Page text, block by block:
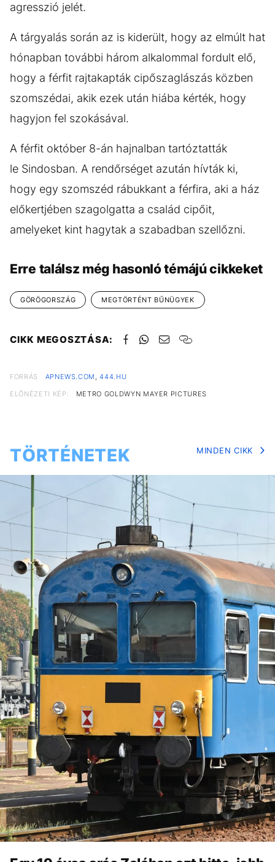
agresszió jelét.
A tárgyalás során az is kiderült, hogy az elmúlt hat
hónapban további három alkalommal fordult elő,
hogy a férfit rajtakapták cipőszaglászás közben
szomszédai, akik ezek után hiába kérték, hogy
hagyjon fel szokásával.
A férfit október 8-án hajnalban tartóztatták
le Sindosban. A rendőrséget azután hívták ki,
hogy egy szomszéd rábukkant a férfira, aki a ház
előkertjében szagolgatta a család cipőit,
amelyeket kint hagytak a szabadban szellőzni.
Erre találsz még hasonló témájú cikkeket
GÖRÖGORSZÁG MEGTÖRTÉNT BŰNÜGYEK
CIKK MEGOSZTÁSA:
FORRÁS APNEWS.COM ,444.HU
ELŐNÉZETI KÉP:
METRO GOLDWYN MAYER PICTURES
TÖRTÉNETEK MINDEN CIKK